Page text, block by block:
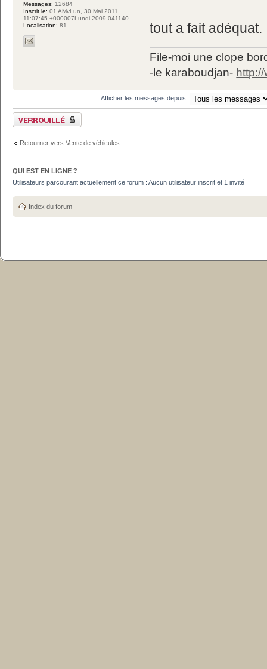
tout a fait adéquat.
File-moi une clope
-le karaboudjan-
Messages: 12684
Inscrit le: 01 AMvLun, 30 Mai 2011
11:07:45 +000007Lundi 2009 041140
Localisation: 81
Afficher les messages depuis:
Sujet verrouillé
Retourner vers Vente de véhicules
QUI EST EN LIGNE ?
Utilisateurs parcourant actuellement ce forum : Aucun utilisateur inscrit et 1 invité
Index du forum